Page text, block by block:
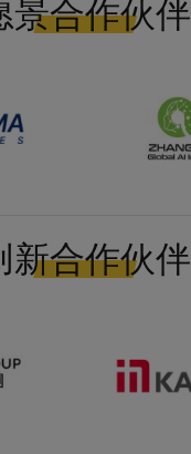
景合作伙伴
新合作伙伴